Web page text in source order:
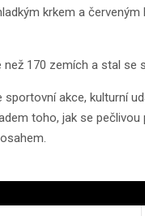
krkem a
170 zemích a stal se
akce, kulturní
toho, jak se